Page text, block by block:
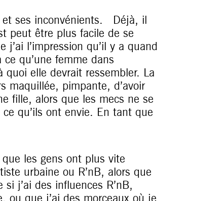
ses inconvénients.
Déjà, il
peut être plus facile de se
j’ai l’impression qu’il y a quand
qu’une femme dans
quoi elle devrait ressembler. La
maquillée, pimpante, d’avoir
fille, alors que les mecs ne se
qu’ils ont envie. En tant que
les gens ont plus vite
urbaine ou R’nB, alors que
j’ai des influences R’nB,
ou que j’ai des morceaux où je